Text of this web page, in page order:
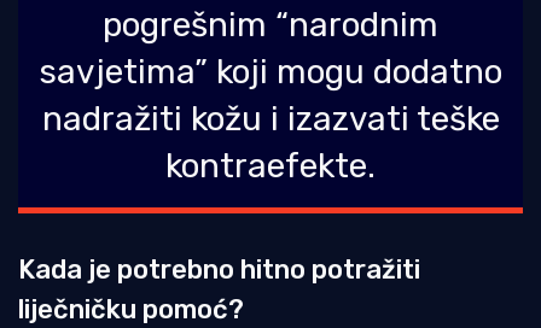
pogrešnim “narodnim
savjetima” koji mogu dodatno
nadražiti kožu i izazvati teške
kontraefekte.
Kada je potrebno hitno potražiti
liječničku pomoć?